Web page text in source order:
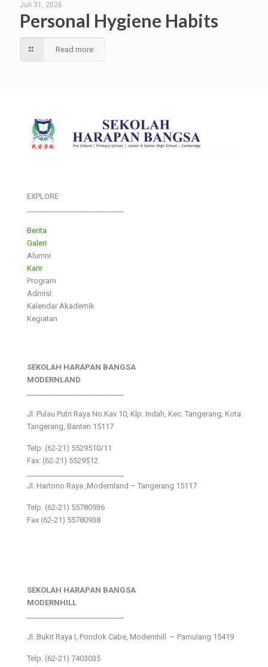
Juli 31, 2026
Personal Hygiene Habits
Read more
EXPLORE
Berita
Galeri
Alumni
Karir
Program
Admisi
Kalendar Akademik
Kegiatan
SEKOLAH HARAPAN BANGSA
MODERNLAND
Jl. Pulau Putri Raya No.Kav 10, Klp. Indah, Kec. Tangerang, Kota
Tangerang, Banten 15117
Telp: (62-21) 5529510/11
Fax: (62-21) 5529512
Jl. Hartono Raya ,Modernland – Tangerang 15117
Telp. (62-21) 55780936
Fax (62-21) 55780938
SEKOLAH HARAPAN BANGSA
MODERNHILL
Jl. Bukit Raya I, Pondok Cabe, Modernhill – Pamulang 15419
Telp. (62-21) 7403035